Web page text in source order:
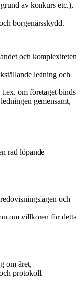
av konkurs etc.),
borgenärsskydd.
och komplexiteten
ledning och
om företaget binds
gemensamt,
rad löpande
och
om villkoren för detta
om året,
protokoll.